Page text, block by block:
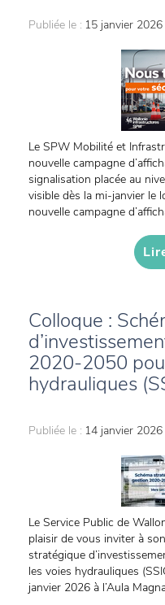
Publiée le : 15 janvier 2026
Le SPW Mobilité et
nouvelle campagne
signalisation placée au
visible dès la mi-janvier le
nouvelle campagne
Colloque :
2020-2050
hydrauliques
Publiée le : 14 janvier 2026
Le Service Public de
plaisir de vous inviter à
stratégique
les voies hydrauliques
janvier 2026 à l’Aula